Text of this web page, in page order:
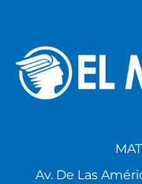
Av. De Las